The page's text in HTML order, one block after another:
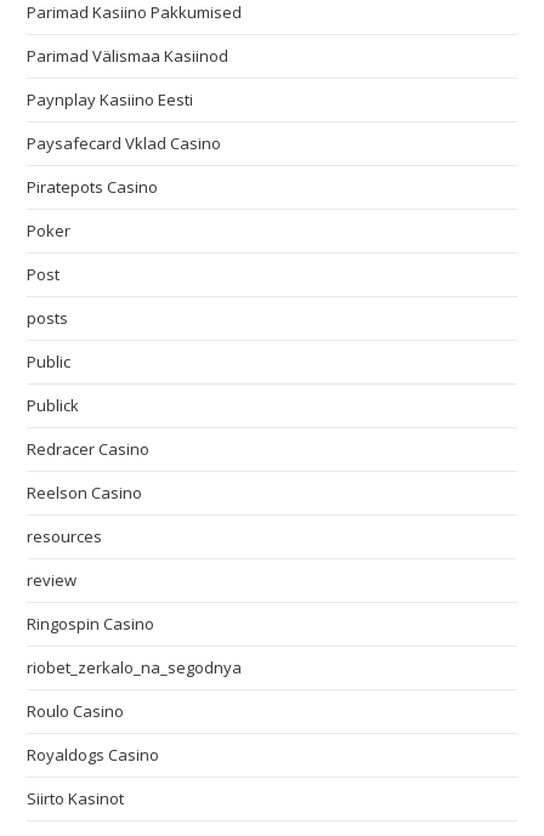
Parimad Kasiino Pakkumised
Parimad Välismaa Kasiinod
Paynplay Kasiino Eesti
Paysafecard Vklad Casino
Piratepots Casino
Poker
Post
posts
Public
Publick
Redracer Casino
Reelson Casino
resources
review
Ringospin Casino
riobet_zerkalo_na_segodnya
Roulo Casino
Royaldogs Casino
Siirto Kasinot